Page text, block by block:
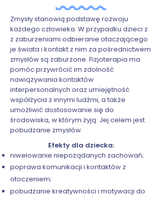
Zmysły stanowią podstawę rozwoju
każdego człowieka. W przypadku dzieci z
z zaburzeniami odbieranie otaczającego
je świata i kontakt z nim za pośrednictwem
zmysłów są zaburzone. Fizjoterapia ma
pomóc przywrócić im zdolność
nawiązywania kontaktów
interpersonalnych oraz umiejętność
współżycia z innymi ludźmi, a także
umożliwić dostosowanie się do
środowiska, w którym żyją. Jej celem jest
pobudzanie zmysłów.
Efekty dla dziecka:
niwelowanie niepożądanych zachowań;
poprawa komunikacji i kontaktów z
otoczeniem;
pobudzanie kreatywności i motywacji do